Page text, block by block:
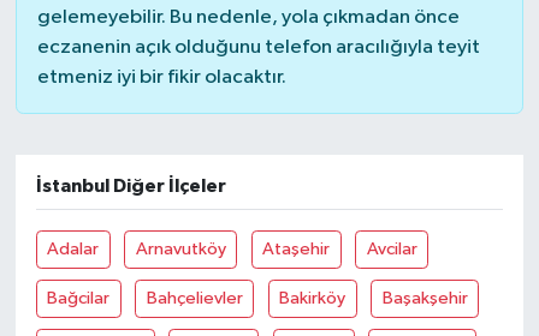
gelemeyebilir. Bu nedenle, yola çıkmadan önce
eczanenin açık olduğunu telefon aracılığıyla teyit
etmeniz iyi bir fikir olacaktır.
İstanbul Diğer İlçeler
Adalar Arnavutköy Ataşehir Avcilar
Bağcilar Bahçelievler Bakirköy Başakşehir